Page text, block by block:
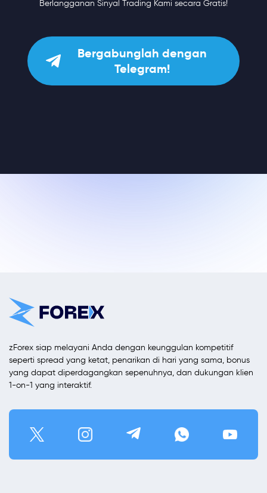
Berlangganan Sinyal Trading Kami secara Gratis!
Bergabunglah dengan
Telegram!
zForex siap melayani Anda dengan keunggulan kompetitif
seperti spread yang ketat, penarikan di hari yang sama, bonus
yang dapat diperdagangkan sepenuhnya, dan dukungan klien
1-on-1 yang interaktif.